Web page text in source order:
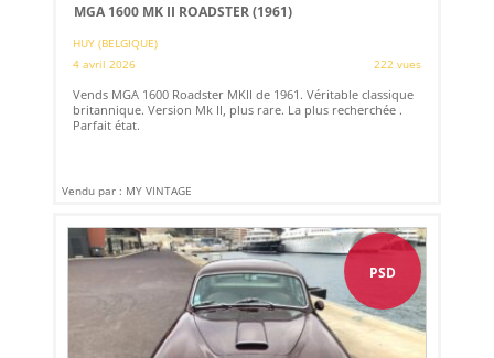
MGA 1600 MK II ROADSTER (1961)
HUY (BELGIQUE)
4 avril 2026
222 vues
Vends MGA 1600 Roadster MKII de 1961. Véritable classique
britannique. Version Mk II, plus rare. La plus recherchée .
Parfait état.
Vendu par : MY VINTAGE
PSD